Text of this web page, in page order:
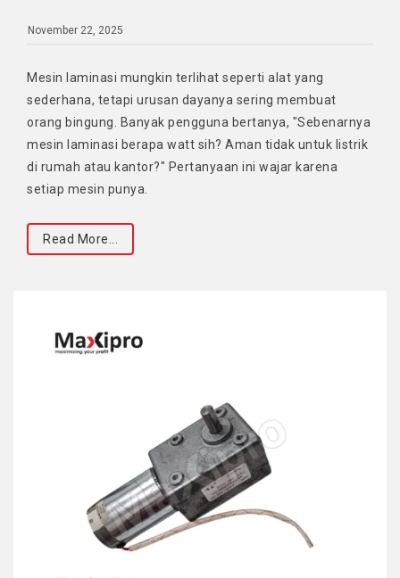
November 22, 2025
Mesin laminasi mungkin terlihat seperti alat yang
sederhana, tetapi urusan dayanya sering membuat
orang bingung. Banyak pengguna bertanya, "Sebenarnya
mesin laminasi berapa watt sih? Aman tidak untuk listrik
di rumah atau kantor?" Pertanyaan ini wajar karena
setiap mesin punya.
Read More...